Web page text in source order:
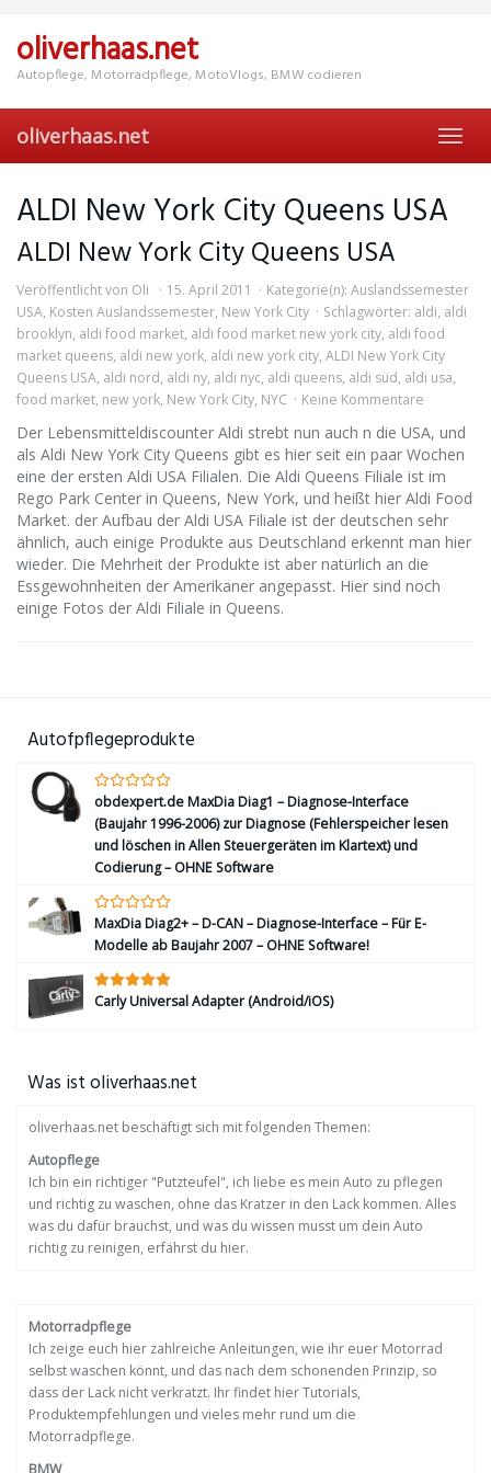
main
content
oliverhaas.net
Autopflege, Motorradpflege, MotoVlogs, BMW codieren
oliverhaas.net
ALDI New York City Queens USA
ALDI New York City Queens USA
Veröffentlicht von Oli 15. April 2011 Kategorie(n): Auslandssemester
USA, Kosten Auslandssemester, New York City Schlagwörter: aldi, aldi
brooklyn, aldi food market, aldi food market new york city, aldi food
market queens, aldi new york, aldi new york city, ALDI New York City
Queens USA, aldi nord, aldi ny, aldi nyc, aldi queens, aldi süd, aldi usa,
food market, new york, New York City, NYC Keine Kommentare
Der Lebensmitteldiscounter Aldi strebt nun auch n die USA, und
als Aldi New York City Queens gibt es hier seit ein paar Wochen
eine der ersten Aldi USA Filialen. Die Aldi Queens Filiale ist im
Rego Park Center in Queens, New York, und heißt hier Aldi Food
Market. der Aufbau der Aldi USA Filiale ist der deutschen sehr
ähnlich, auch einige Produkte aus Deutschland erkennt man hier
wieder. Die Mehrheit der Produkte ist aber natürlich an die
Essgewohnheiten der Amerikaner angepasst. Hier sind noch
einige Fotos der Aldi Filiale in Queens.
Autofpflegeprodukte
obdexpert.de MaxDia Diag1 – Diagnose-Interface
(Baujahr 1996-2006) zur Diagnose (Fehlerspeicher lesen
und löschen in Allen Steuergeräten im Klartext) und
Codierung – OHNE Software
MaxDia Diag2+ – D-CAN – Diagnose-Interface – Für E-
Modelle ab Baujahr 2007 – OHNE Software!
Carly Universal Adapter (Android/iOS)
Was ist oliverhaas.net
oliverhaas.net beschäftigt sich mit folgenden Themen:
Autopflege
Ich bin ein richtiger "Putzteufel", ich liebe es mein Auto zu pflegen
und richtig zu waschen, ohne das Kratzer in den Lack kommen. Alles
was du dafür brauchst, und was du wissen musst um dein Auto
richtig zu reinigen, erfährst du hier.
Motorradpflege
Ich zeige euch hier zahlreiche Anleitungen, wie ihr euer Motorrad
selbst waschen könnt, und das nach dem schonenden Prinzip, so
dass der Lack nicht verkratzt. Ihr findet hier Tutorials,
Produktempfehlungen und vieles mehr rund um die
Motorradpflege.
BMW